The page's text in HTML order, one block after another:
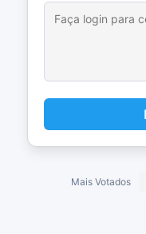
Mais Votados